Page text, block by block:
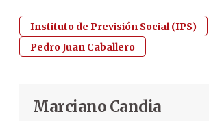
Instituto de Previsión Social (IPS)
Pedro Juan Caballero
Marciano Candia